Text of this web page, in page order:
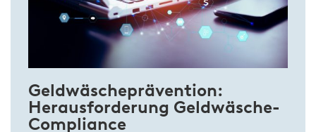
Geldwäscheprävention:
Herausforderung Geldwäsche-
Compliance